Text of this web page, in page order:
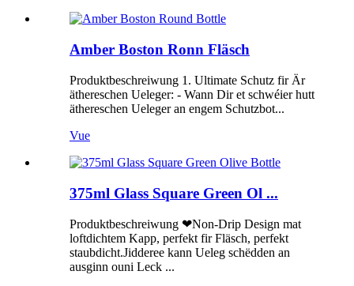
Amber Boston Ronn Fläsch
Produktbeschreiwung 1. Ultimate Schutz fir Är
äthereschen Ueleger: - Wann Dir et schwéier hutt
äthereschen Ueleger an engem Schutzbot...
Vue
375ml Glass Square Green Ol ...
Produktbeschreiwung ❤Non-Drip Design mat
loftdichtem Kapp, perfekt fir Fläsch, perfekt
staubdicht.Jidderee kann Ueleg schëdden an
ausginn ouni Leck ...